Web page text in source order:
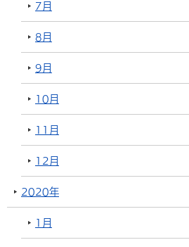
7月
8月
9月
10月
11月
12月
2020年
1月